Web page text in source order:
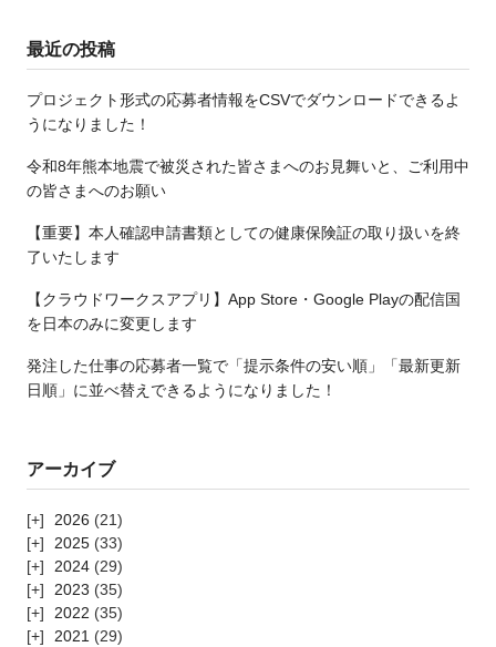
最近の投稿
プロジェクト形式の応募者情報をCSVでダウンロードできるよ
うになりました！
令和8年熊本地震で被災された皆さまへのお見舞いと、ご利用中
の皆さまへのお願い
【重要】本人確認申請書類としての健康保険証の取り扱いを終
了いたします
【クラウドワークスアプリ】App Store・Google Playの配信国
を日本のみに変更します
発注した仕事の応募者一覧で「提示条件の安い順」「最新更新
日順」に並べ替えできるようになりました！
アーカイブ
2026 (21)
2025 (33)
2024 (29)
2023 (35)
2022 (35)
2021 (29)